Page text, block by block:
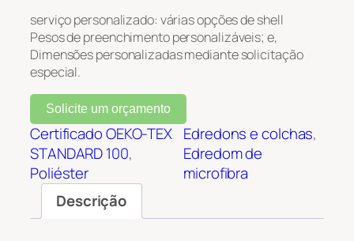
serviço personalizado: várias opções de shell
Pesos de preenchimento personalizáveis; e,
Dimensões personalizadas mediante solicitação
especial.
Solicite um orçamento
Certificado OEKO-TEX
STANDARD 100
Poliéster
Edredons e colchas
Edredom de
microfibra
Descrição